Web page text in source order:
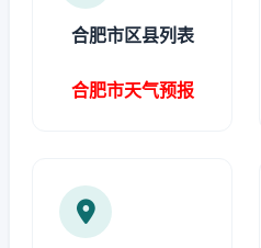
合肥市区县列表
合肥市天气预报